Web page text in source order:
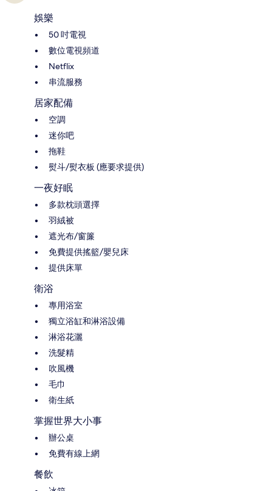
娛樂
50 吋電視
數位電視頻道
Netflix
串流服務
居家配備
空調
迷你吧
拖鞋
熨斗/熨衣板 (應要求提供)
一夜好眠
多款枕頭選擇
羽絨被
遮光布/窗簾
免費提供搖籃/嬰兒床
提供床單
衛浴
專用浴室
獨立浴缸和淋浴設備
淋浴花灑
洗髮精
吹風機
毛巾
衛生紙
掌握世界大小事
辦公桌
免費有線上網
餐飲